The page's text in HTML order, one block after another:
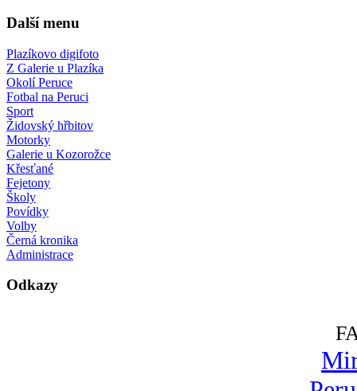
Další menu
Plazíkovo digifoto
Z Galerie u Plazíka
Okolí Peruce
Fotbal na Peruci
Sport
Židovský hřbitov
Motorky
Galerie u Kozorožce
Křesťané
Fejetony
Školy
Povídky
Volby
Černá kronika
Administrace
Odkazy